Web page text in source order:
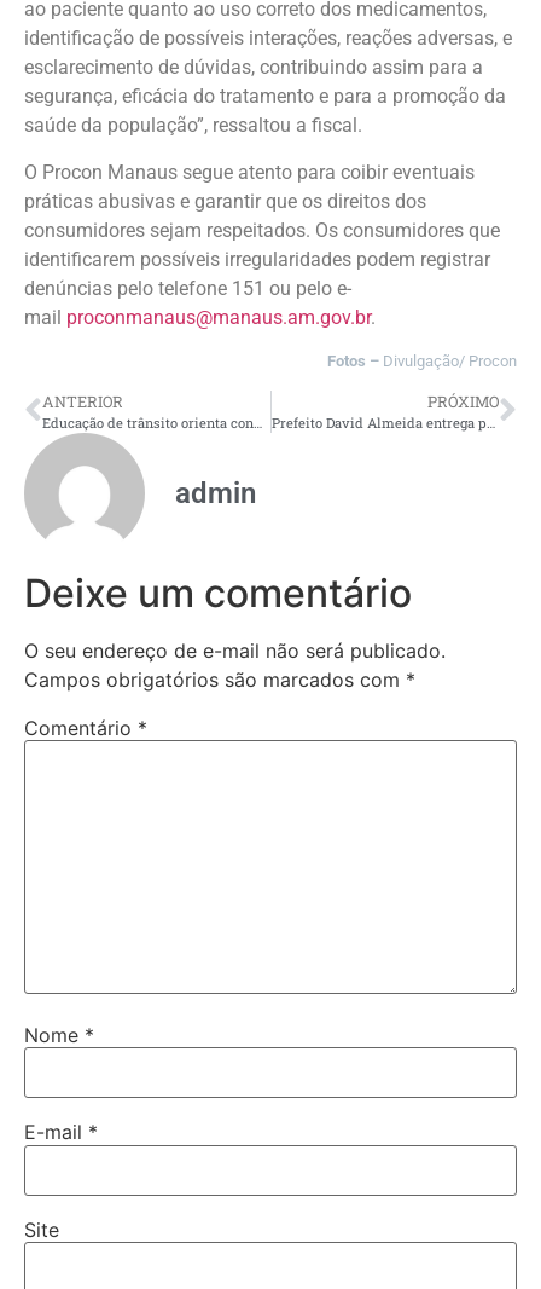
ao paciente quanto ao uso correto dos medicamentos,
identificação de possíveis interações, reações adversas, e
esclarecimento de dúvidas, contribuindo assim para a
segurança, eficácia do tratamento e para a promoção da
saúde da população”, ressaltou a fiscal.
O Procon Manaus segue atento para coibir eventuais
práticas abusivas e garantir que os direitos dos
consumidores sejam respeitados. Os consumidores que
identificarem possíveis irregularidades podem registrar
denúncias pelo telefone 151 ou pelo e-
mail proconmanaus@manaus.am.gov.br.
Fotos – Divulgação/ Procon
ANTERIOR PRÓXIMO
admin
Deixe um comentário
O seu endereço de e-mail não será publicado.
Campos obrigatórios são marcados com *
Comentário *
Nome *
E-mail *
Site